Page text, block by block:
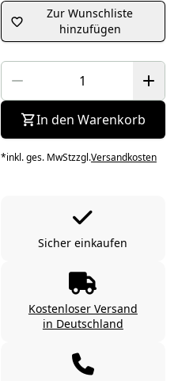
Zur Wunschliste
hinzufügen
In den Warenkorb
*inkl. ges. MwStzzgl.Versandkosten
Sicher einkaufen
Kostenloser Versand
in Deutschland